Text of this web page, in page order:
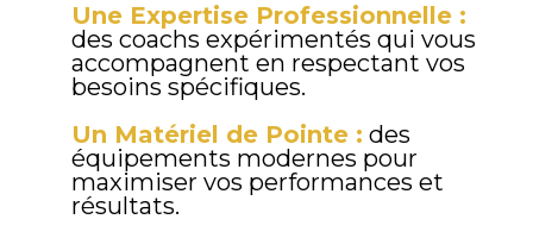
Une Expertise Professionnelle :
des coachs expérimentés qui vous
accompagnent en respectant vos
besoins spécifiques.
Un Matériel de Pointe : des
équipements modernes pour
maximiser vos performances et
résultats.